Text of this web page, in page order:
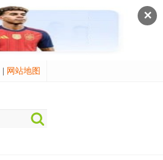
✕
网站地图